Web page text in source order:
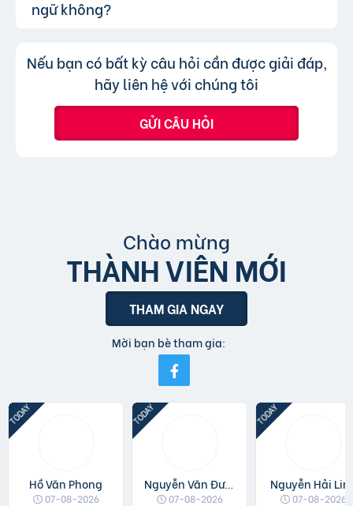
chuyên mục khác mà cần đăng tin mới.
thông qua lượt nhấp và truy cập trực tiếp, có
bài đăng.
ngữ không?
Trả lời:
Không, trang web chỉ chấp nhận các
tin đăng sử dụng tiếng Việt có dấu.
Nếu bạn có bất kỳ câu hỏi cần được giải đáp,
hãy liên hệ với chúng tôi
GỬI CÂU HỎI
Chào mừng
THÀNH VIÊN MỚI
THAM GIA NGAY
Mời bạn bè tham gia:
Hồ Văn Phong
07-08-2026
Nguyễn Văn Được
07-08-2026
Nguyễn Hải
07-08-2026